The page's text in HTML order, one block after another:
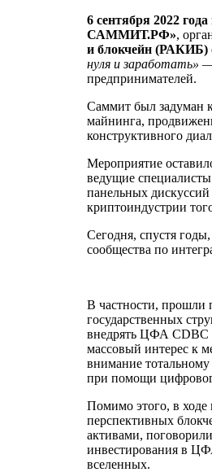
6 сентября 2022 года
САММИТ.РФ»,
и блокчейн (РАКИБ)
нуля и заработать» —
предпринимателей.
Саммит был задуман
майнинга,
конструктивного
Мероприятие
ведущие
панельных
криптоиндустрии
Сегодня, спустя
сообщества по
В частности, прошли
государственных
внедрять ЦФА CDBC
массовый интерес к
внимание
при помощи
Помимо этого, в ходе
перспективных
активами,
инвестирования в
вселенных.